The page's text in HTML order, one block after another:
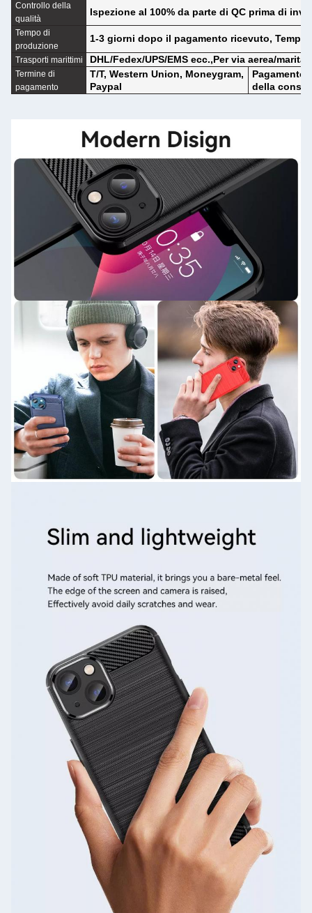
Controllo della
qualità
Ispezione al 100% da parte di QC prima di
Tempo di
produzione
1-3 giorni dopo il pagamento ricevuto,
Trasporti marittimi DHL/Fedex/UPS/EMS ecc.,Per via aerea/
Termine di
pagamento
T/T, Western Union, Moneygram,
Paypal
Pagamento
della